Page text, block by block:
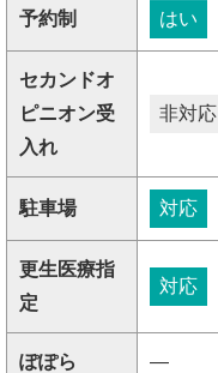
予約制 はい
セカンドオ
ピニオン受
入れ
非対応
駐車場 対応
更生医療指
定
対応
ぽぽら ―